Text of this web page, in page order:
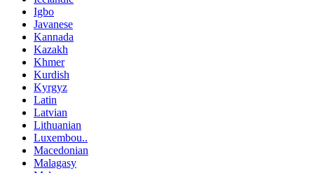
Igbo
Javanese
Kannada
Kazakh
Khmer
Kurdish
Kyrgyz
Latin
Latvian
Lithuanian
Luxembou..
Macedonian
Malagasy